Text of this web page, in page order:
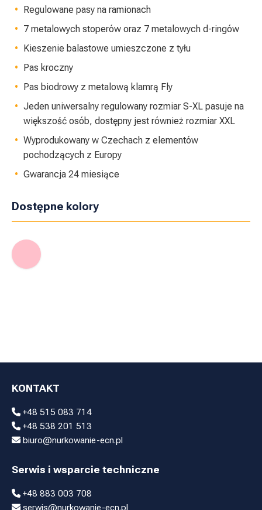
Regulowane pasy na ramionach
7 metalowych stoperów oraz 7 metalowych d-ringów
Kieszenie balastowe umieszczone z tyłu
Pas kroczny
Pas biodrowy z metalową klamrą Fly
Jeden uniwersalny regulowany rozmiar S-XL pasuje na
większość osób, dostępny jest również rozmiar XXL
Wyprodukowany w Czechach z elementów
pochodzących z Europy
Gwarancja 24 miesiące
Dostępne kolory
KONTAKT
+48 515 083 714
+48 538 201 513
biuro@nurkowanie-ecn.pl
Serwis i wsparcie techniczne
+48 883 003 708
serwis@nurkowanie-ecn.pl